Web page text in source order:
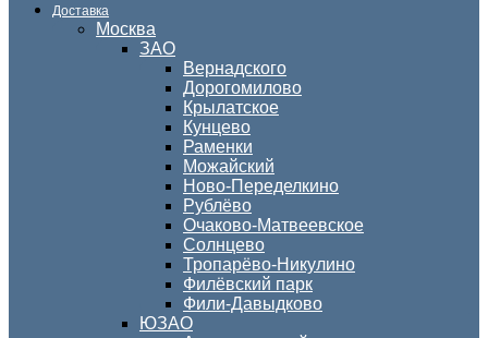
Доставка
Москва
ЗАО
Вернадского
Дорогомилово
Крылатское
Кунцево
Раменки
Можайский
Ново-Переделкино
Рублёво
Очаково-Матвеевское
Солнцево
Тропарёво-Никулино
Филёвский парк
Фили-Давыдково
ЮЗАО